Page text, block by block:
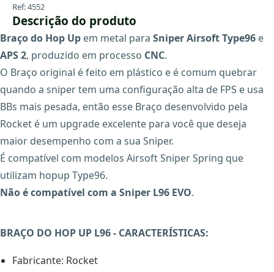
Ref: 4552
Descrição do produto
Braço do Hop Up em metal para Sniper Airsoft Type96 e
APS 2, produzido em processo CNC.
O Braço original é feito em plástico e é comum quebrar
quando a sniper tem uma configuração alta de FPS e usa
BBs mais pesada, então esse Braço desenvolvido pela
Rocket é um upgrade excelente para você que deseja
maior desempenho com a sua Sniper.
É compatível com modelos Airsoft Sniper Spring que
utilizam hopup Type96.
Não é compatível com a Sniper L96 EVO.
BRAÇO DO HOP UP L96 - CARACTERÍSTICAS:
Fabricante: Rocket